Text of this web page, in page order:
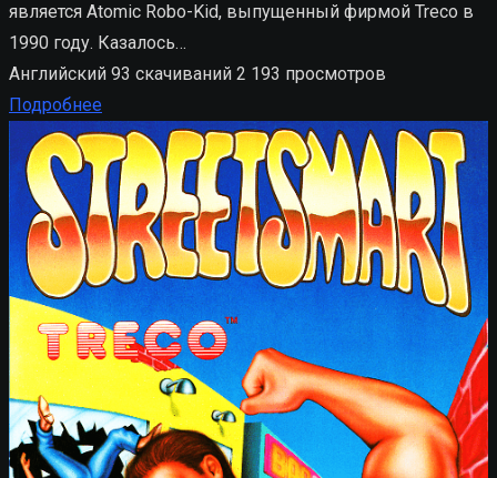
является Atomic Robo-Kid, выпущенный фирмой Treco в
1990 году. Казалось…
Английский 93 скачиваний 2 193 просмотров
Подробнее